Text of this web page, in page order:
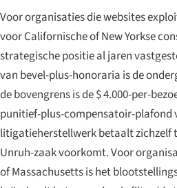
Voor organisaties die websites
voor Californische of New Yorkse
strategische positie al jaren
van bevel-plus-honoraria is de
de bovengrens is de $ 4.000-per-
punitief-plus-compensatoir-plafond
litigatieherstellwerk betaalt zichzelf
Unruh-zaak voorkomt. Voor
of Massachusetts is het